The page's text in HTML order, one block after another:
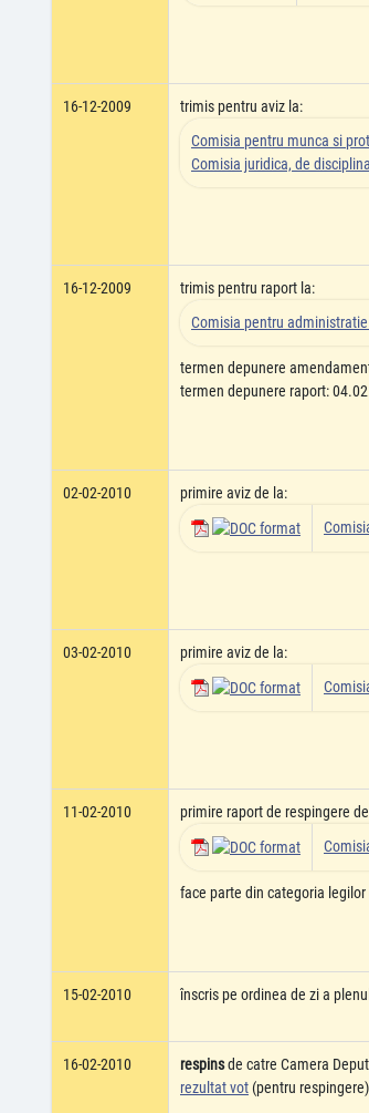
16-12-2009
trimis pentru aviz la:
Comisia pentru munca si
Comisia juridica, de
16-12-2009
trimis pentru raport la:
Comisia pentru
termen depunere
termen depunere raport:
02-02-2010
primire aviz de la:
03-02-2010
primire aviz de la:
11-02-2010
primire raport de respingere
face parte din categoria legilor
15-02-2010 înscris pe ordinea de zi a
16-02-2010 respinsde catre Camera
rezultat vot (pentru